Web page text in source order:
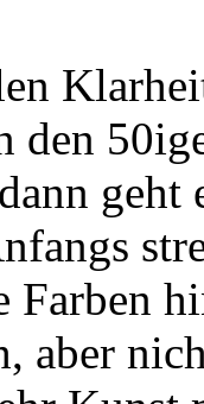
geht
Farben
aber